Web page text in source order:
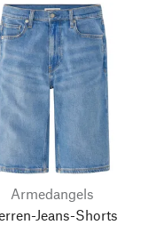
Armedangels
Jeans-Shorts